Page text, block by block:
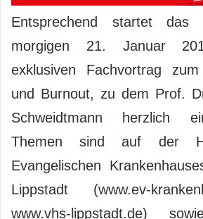
Entsprechend startet das
morgigen 21. Januar
exklusiven Fachvortrag
und Burnout, zu dem Prof.
Schweidtmann herzlich
Themen sind auf der
Evangelischen
Lippstadt (www.ev-
www.vhs-lippstadt.de)